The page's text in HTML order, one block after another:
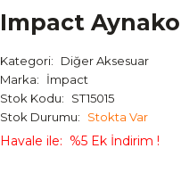
Impact
Kategori
Diğer Aksesuar
Marka
İmpact
Stok Kodu
ST15015
Stok Durumu
Stokta Var
Havale ile %5 Ek İndirim !